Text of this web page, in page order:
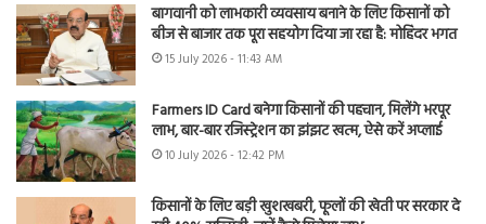
बागवानी को लाभकारी व्यवसाय बनाने के लिए किसानों को
बीज से बाजार तक पूरा सहयोग दिया जा रहा है: मोहिंदर भगत
15 July 2026 - 11:43 AM
Farmers ID Card बनेगा किसानों की पहचान, मिलेंगे भरपूर
लाभ, बार-बार रजिस्ट्रेशन का झंझट खत्म, ऐसे करें अप्लाई
10 July 2026 - 12:42 PM
किसानों के लिए बड़ी खुशखबरी, फूलों की खेती पर सरकार दे